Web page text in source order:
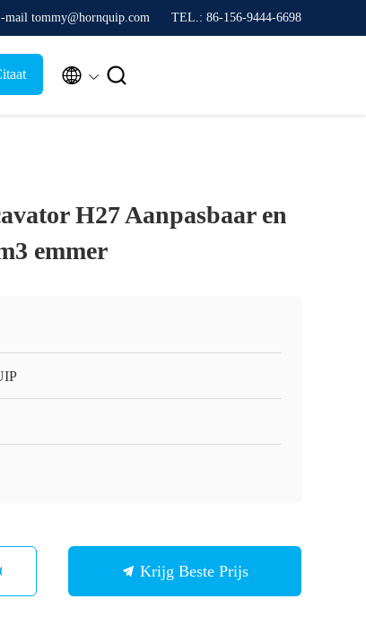
mail tommy@hornquip.com TEL.: 86-156-9444-6698
 
H27 Aanpasbaar en
emmer
Krijg Beste Prijs